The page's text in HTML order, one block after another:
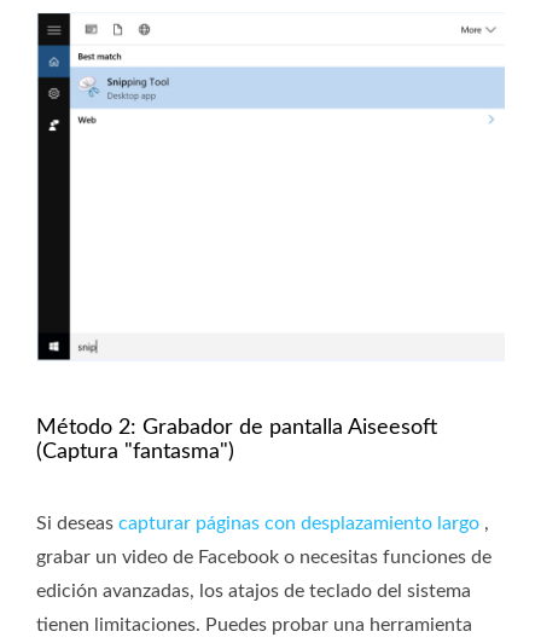
Método 2: Grabador de pantalla Aiseesoft
(Captura "fantasma")
Si deseas capturar páginas con desplazamiento largo ,
grabar un video de Facebook o necesitas funciones de
edición avanzadas, los atajos de teclado del sistema
tienen limitaciones. Puedes probar una herramienta